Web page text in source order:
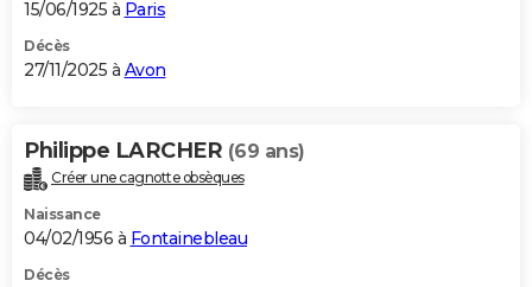
15/06/1925 à Paris
Décès
27/11/2025 à Avon
Philippe LARCHER (69 ans)
Créer une cagnotte obsèques
Naissance
04/02/1956 à Fontainebleau
Décès